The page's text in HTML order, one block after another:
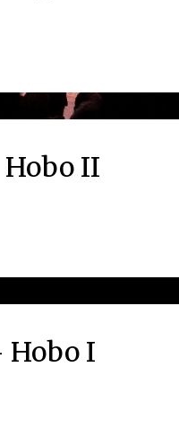
II
Hobo I